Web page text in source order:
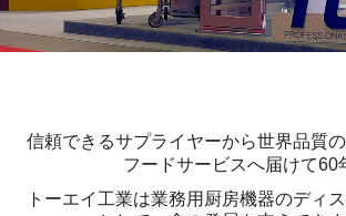
採用情報
スタッフインタビュー
信頼できるサプライヤーから世界品質
フードサービスへ届けて60
トーエイ工業は業務用厨房機器のディ